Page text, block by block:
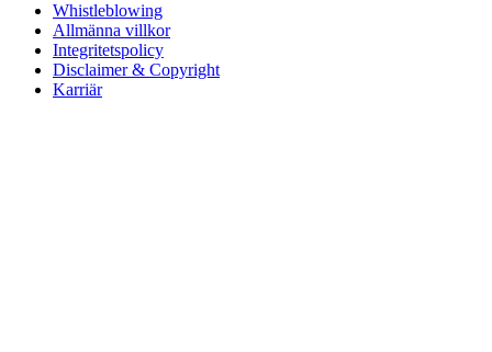
Whistleblowing
Allmänna villkor
Integritetspolicy
Disclaimer & Copyright
Karriär